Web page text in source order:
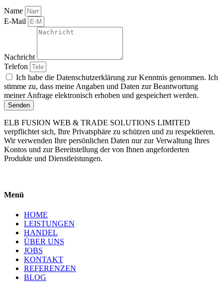
Name
E-Mail
Nachricht
Telefon
Ich habe die Datenschutzerklärung zur Kenntnis genommen. Ich
stimme zu, dass meine Angaben und Daten zur Beantwortung
meiner Anfrage elektronisch erhoben und gespeichert werden.
Senden
ELB FUSION WEB & TRADE SOLUTIONS LIMITED
verpflichtet sich, Ihre Privatsphäre zu schützen und zu respektieren.
Wir verwenden Ihre persönlichen Daten nur zur Verwaltung Ihres
Kontos und zur Bereitstellung der von Ihnen angeforderten
Produkte und Dienstleistungen.
Menü
HOME
LEISTUNGEN
HANDEL
ÜBER UNS
JOBS
KONTAKT
REFERENZEN
BLOG